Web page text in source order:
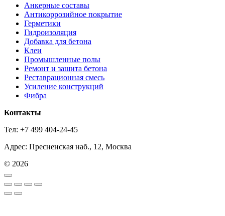
Анкерные составы
Антикоррозийное покрытие
Герметики
Гидроизоляция
Добавка для бетона
Клеи
Промышленные полы
Ремонт и защита бетона
Реставрационная смесь
Усиление конструкций
Фибра
Контакты
Тел: +7 499 404-24-45
Адрес: Пресненская наб., 12, Москва
© 2026